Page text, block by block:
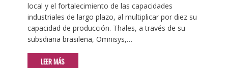
local y el fortalecimiento de las capacidades
industriales de largo plazo, al multiplicar por diez su
capacidad de producción. Thales, a través de su
subsdiaria brasileña, Omnisys,…
LEER MÁS